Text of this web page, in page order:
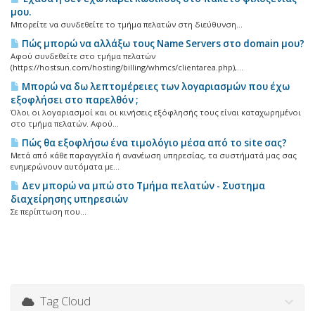
μου.
Μπορείτε να συνδεθείτε το τμήμα πελατών στη διεύθυνση...
Πώς μπορώ να αλλάξω τους Name Servers στο domain μου?
Αφού συνδεθείτε στο τμήμα πελατών
(https://hostsun.com/hosting/billing/whmcs/clientarea.php),...
Μπορώ να δω λεπτομέρειες των λογαριασμών που έχω
εξοφλήσει στο παρελθόν ;
Όλοι οι λογαριασμοί και οι κινήσεις εξόφλησής τους είναι καταχωρημένοι
στο τμήμα πελατών. Αφού...
Πώς θα εξοφλήσω ένα τιμολόγιο μέσα από το site σας?
Μετά από κάθε παραγγελία ή ανανέωση υπηρεσίας, τα συστήματά μας σας
ενημερώνουν αυτόματα με...
Δεν μπορώ να μπώ στο Τμήμα πελατών - Συστημα
διαχείρησης υπηρεσιών
Σε περίπτωση που...
Tag Cloud